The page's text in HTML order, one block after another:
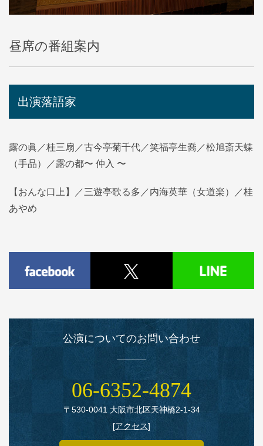
昼席の番組案内
出演落語家
露の眞／桂三扇／古今亭菊千代／笑福亭生喬／松旭斎天蝶
（手品）／露の都〜 仲入 〜
【おんな口上】／三遊亭歌る多／内海英華（女道楽）／桂
あやめ
公演についてのお問い合わせ
06‑6352‑4874
〒530‑0041 大阪市北区天神橋2‑1‑34
[アクセス]